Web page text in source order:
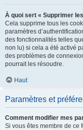
À quoi sert « Supprimer
Cela supprime tous les
paramètres
des fonctionnalités telles
non lu) si cela a été activé
des problèmes de
pourrait les résoudre.
Haut
Paramètres et
Comment modifier mes
Si vous êtes membre de ce